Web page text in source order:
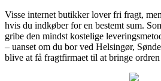
Visse internet butikker lover fri fragt,
hvis du indkøber for en bestemt sum.
gribe den mindst kostelige
– uanset om du bor ved Helsingør,
blive at få fragtfirmaet til at bringe